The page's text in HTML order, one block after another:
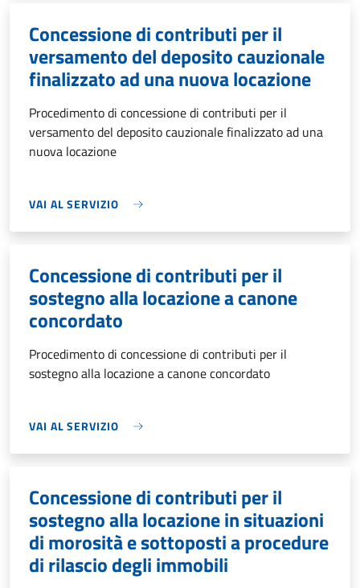
Concessione di contributi per il
versamento del deposito cauzionale
finalizzato ad una nuova locazione
Procedimento di concessione di contributi per il
versamento del deposito cauzionale finalizzato ad una
nuova locazione
VAI AL SERVIZIO
Concessione di contributi per il
sostegno alla locazione a canone
concordato
Procedimento di concessione di contributi per il
sostegno alla locazione a canone concordato
VAI AL SERVIZIO
Concessione di contributi per il
sostegno alla locazione in situazioni
di morosità e sottoposti a procedure
di rilascio degli immobili